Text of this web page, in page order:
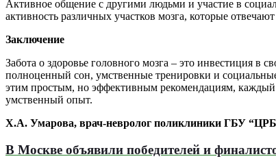
Активное общение с другими людьми и участие в
активность различных участков мозга, которые
Заключение
Забота о здоровье головного мозга – это инвестиция
полноценный сон, умственные тренировки и
этим простым, но эффективным рекомендациям,
умственный опыт.
Х.А. Умарова, врач-невролог поликлиники ГБУ
В Москве объявили победителей и